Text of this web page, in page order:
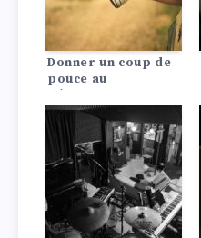
Donner un coup de
pouce au
comment faire le
pont !